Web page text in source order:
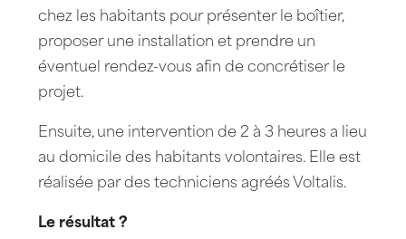
chez les habitants pour présenter le boîtier,
proposer une installation et prendre un
éventuel rendez-vous afin de concrétiser le
projet.
Ensuite, une intervention de 2 à 3 heures a lieu
au domicile des habitants volontaires. Elle est
réalisée par des techniciens agréés Voltalis.
Le résultat ?